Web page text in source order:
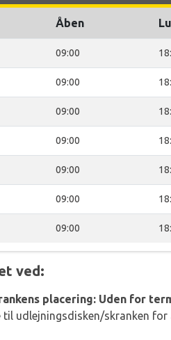
Åben
09:00
09:00
09:00
09:00
09:00
09:00
09:00
ved:
placering: Uden for
til udlejningsdisken/skranken